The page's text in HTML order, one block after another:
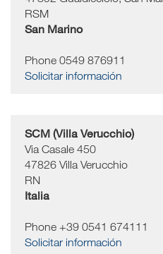
RSM
San Marino
Phone 0549 876911
Solicitar información
SCM (Villa Verucchio)
Via Casale 450
47826 Villa Verucchio
RN
Italia
Phone +39 0541 674111
Solicitar información